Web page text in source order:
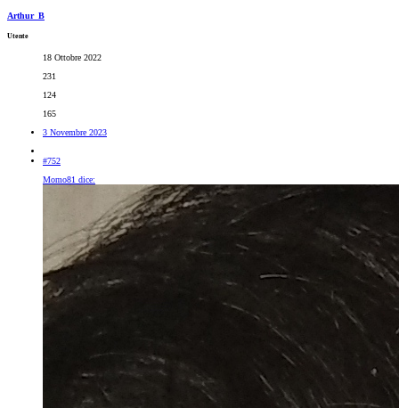
Arthur_B
Utente
18 Ottobre 2022
231
124
165
3 Novembre 2023
#752
Momo81 dice: